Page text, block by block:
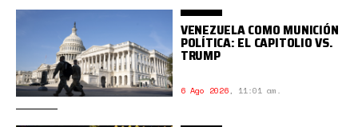
VENEZUELA COMO MUNICIÓN
POLÍTICA: EL CAPITOLIO VS.
TRUMP
6 Ago 2026, 11:01 am.